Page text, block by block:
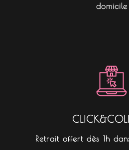
domicile
Retrait offert dès 1h